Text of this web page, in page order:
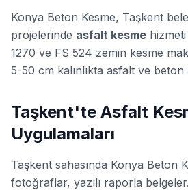
Konya Beton Kesme, Taşkent
projelerinde asfalt kesme
1270 ve FS 524 zemin kesme
5-50 cm kalınlıkta asfalt ve beton
Taşkent'te Asfalt
Uygulamaları
Taşkent sahasında Konya Beton
fotoğraflar, yazılı raporla belgeler.